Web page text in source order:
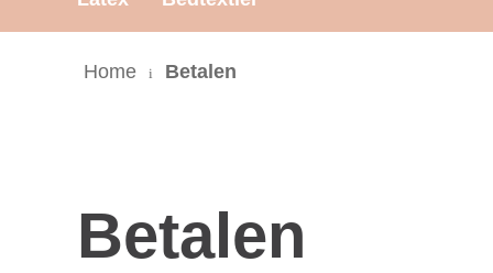
Home Betalen
Betalen